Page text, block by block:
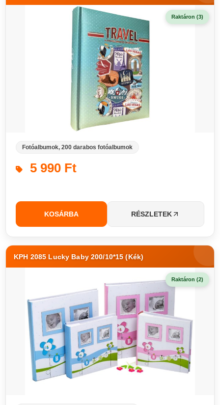
Raktáron (3)
Fotóalbumok, 200 darabos fotóalbumok
5 990 Ft
KOSÁRBA RÉSZLETEK
KPH 2085 Lucky Baby 200/10*15 (Kék)
Raktáron (2)